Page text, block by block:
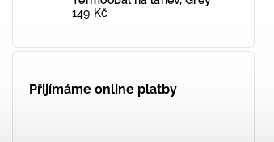
149 Kč
Přijímáme online platby